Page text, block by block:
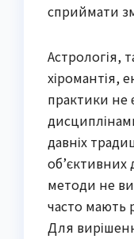
сприймати
Астрологія,
хіромантія,
практики не
давніх
об’єктивних
методи не
часто мають
Для